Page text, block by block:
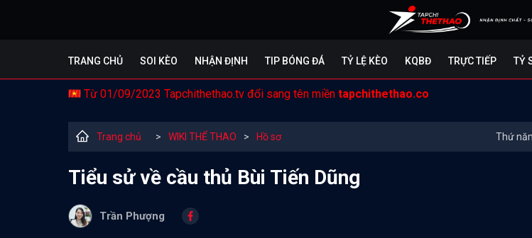
TRANG CHỦ SOI KÈO NHẬN ĐỊNH TIP BÓNG ĐÁ TỶ LỆ KÈO KQBĐ TRỰC TIẾP TỶ
Từ 01/09/2023 Tapchithethao.tv đổi sang tên miền tapchithethao.co
Trang chủ > WIKI THỂ THAO > Hồ sơ Thứ
Tiểu sử về cầu thủ Bùi Tiến Dũng
Trần Phượng